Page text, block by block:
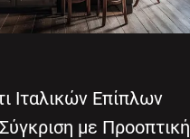
Ιταλικών Επίπλων
με Προοπτική